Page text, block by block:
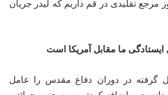
مرجع تقلیدی در قم داریم که لیدر جریان
ما مقابل آمریکا است
گرفته در دوران دفاع مقدس را عامل